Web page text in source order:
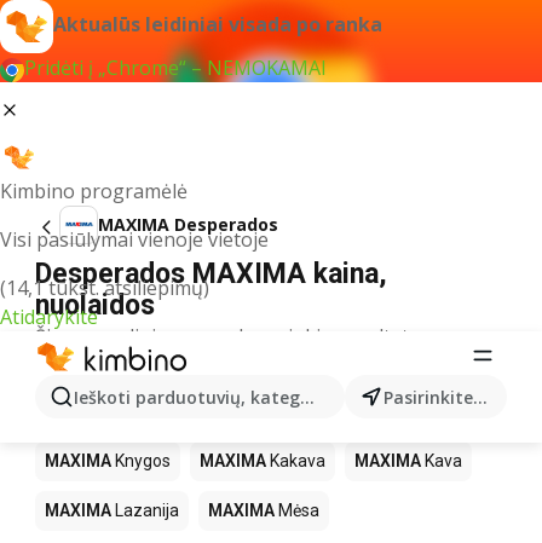
Aktualūs leidiniai visada po ranka
Pridėti į „Chrome“ – NEMOKAMAI
Kimbino programėlė
Visi pasiūlymai vienoje vietoje
(14,1 tūkst. atsiliepimų)
Atidarykite
Ieškoti parduotuvių, kategorijų, produktų... Pasirinkite miestą
MAXIMA Desperados
Desperados MAXIMA kaina,
nuolaidos
Šiuo pavadinimu neradome jokių rezultatų
Kiti produktai parduotuvėse MAXIMA
MAXIMA LEGO MAXIMA Gėrimai MAXIMA
MAXIMA Knygos MAXIMA Kakava MAXIMA Kava
MAXIMA Lazanija MAXIMA Mėsa